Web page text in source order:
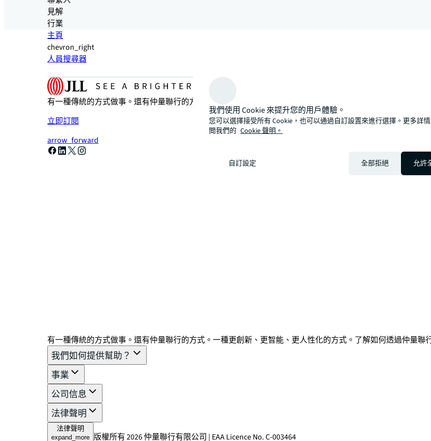
見解
行業
主頁
chevron_right
人員搜尋器
有一種傳統的方式做事。還有仲量聯行的方式。一種更創新、更智能、更人性化的方式。了解如何透過仲量聯
立即訂閱
arrow_forward
有一種傳統的方式做事。還有仲量聯行的方式。一種更創新、更智能、更人性化的方式。了解如何透過仲量聯
我們如何提供幫助？
事業
公司信息
法律聲明
法律聲明
expand_more 版權所有 2026 仲量聯行有限公司 | EAA Licence No. C-003464
我們使用 Cookie 來提升您的用戶體驗。
您可以選擇接受所有 Cookie，也可以通過自訂設置來進行選擇。更多詳
閲我們的 Cookie 聲明。
自訂設定 全部拒絕 允許